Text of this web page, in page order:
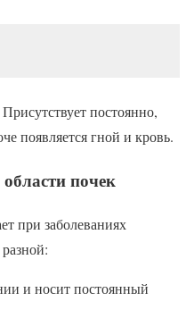
постоянно,
появляется гной и кровь.
почек
при заболеваниях
и носит постоянный